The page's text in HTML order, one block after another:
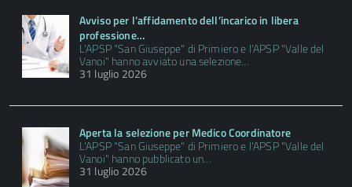
Avviso per l’affidamento dell’incarico in libera
professione…
L'APSP "San Giuseppe" di Primiero e l'APSP "Valle del
Vanoi" hanno avviato una selezione…
31 luglio 2026
Aperta la selezione per Medico Coordinatore
L'APSP "San Giuseppe" di Primiero e l'APSP "Valle del
Vanoi" hanno pubblicato un…
31 luglio 2026